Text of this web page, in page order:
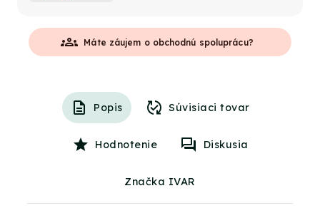
groups Máte záujem o obchodnú spoluprácu?
Popis Súvisiaci tovar
Hodnotenie Diskusia
Značka IVAR